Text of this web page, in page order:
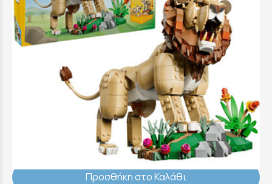
LEGO Creator 3 in 1 Wild Animals: Majestic
Lion - 31386
67,99 €
Προσθήκη στο Καλάθι